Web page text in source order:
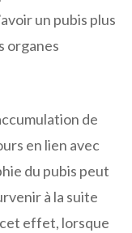
un pubis plus
organes
de
en lien avec
du pubis peut
à la suite
effet, lorsque